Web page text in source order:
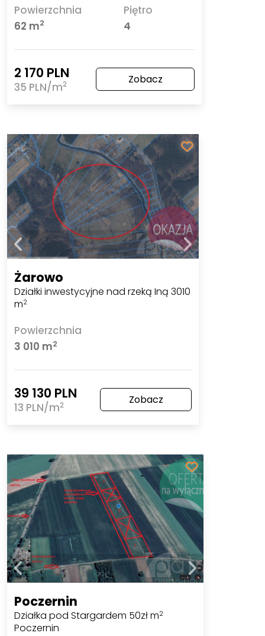
Powierzchnia
62 m2
Piętro
4
2 170 PLN
35 PLN/m2 Zobacz
Żarowo
Działki inwestycyjne nad rzeką Iną 3010
m2
Powierzchnia
3 010 m2
39 130 PLN
13 PLN/m2 Zobacz
Poczernin
Działka pod Stargardem 50zł m2
Poczernin